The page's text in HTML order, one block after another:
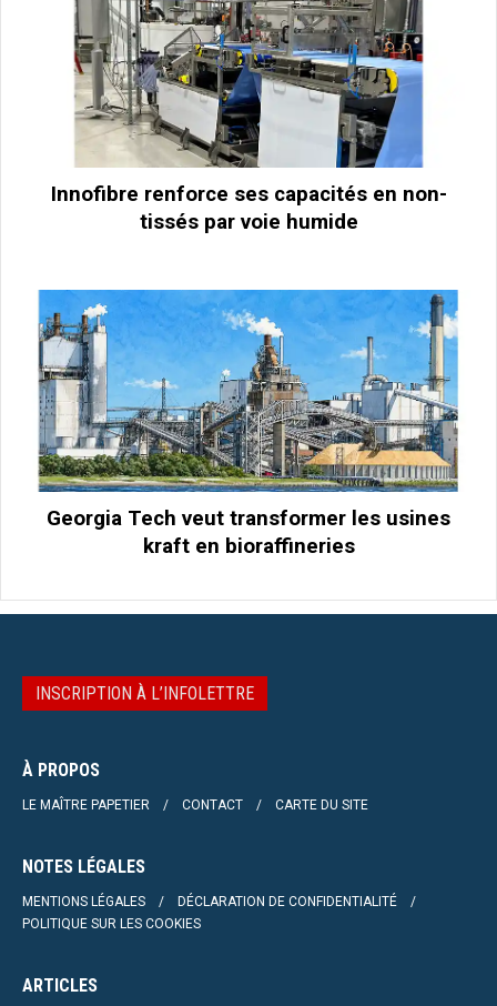
Innofibre renforce ses capacités en non-
tissés par voie humide
Georgia Tech veut transformer les usines
kraft en bioraffineries
INSCRIPTION À L’INFOLETTRE
À PROPOS
LE MAÎTRE PAPETIER CONTACT CARTE DU SITE
NOTES LÉGALES
MENTIONS LÉGALES
DÉCLARATION DE CONFIDENTIALITÉ
POLITIQUE SUR LES COOKIES
ARTICLES